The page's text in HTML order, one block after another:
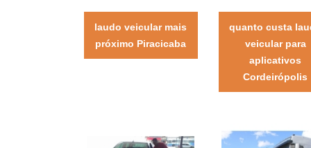
laudo veicular mais
próximo Piracicaba
quanto custa
veicular para
aplicativos
Cordeirópolis